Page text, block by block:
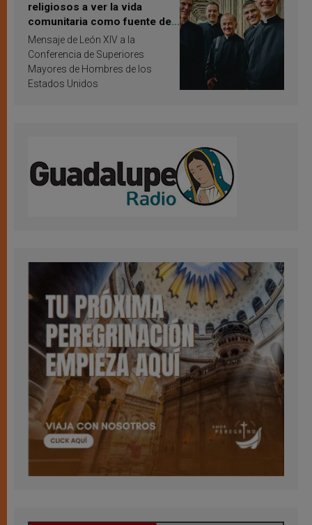
religiosos a ver la vida
comunitaria como fuente de
inspiración y santificación
Mensaje de León XIV a la
Conferencia de Superiores
Mayores de Hombres de los
Estados Unidos